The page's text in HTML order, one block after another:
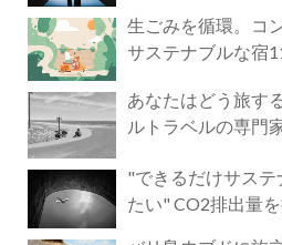
生ごみを循環。コ
サステナブルな宿
あなたはどう旅する？ ｜ 英国サス
ルトラベルの専門
"できるだけサステ
たい" CO2排出量